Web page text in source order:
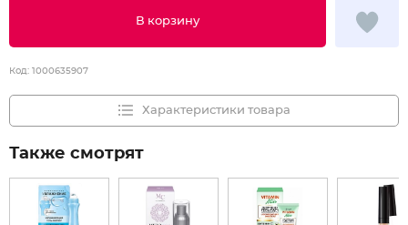
В корзину
Код: 1000635907
Характеристики товара
Также смотрят